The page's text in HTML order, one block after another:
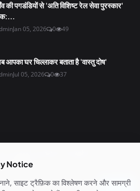
की पगडंडियों से 'अति विशिष्ट रेल सेवा पुरस्कार'
Jan 05, 2026 0 49
आपका घर चिल्लाकर बताता है 'वास्तु दोष'
Jul 05, 2026 0 37
Notice
साइट ट्रैफ़िक का विश्लेषण करने और सामग्री